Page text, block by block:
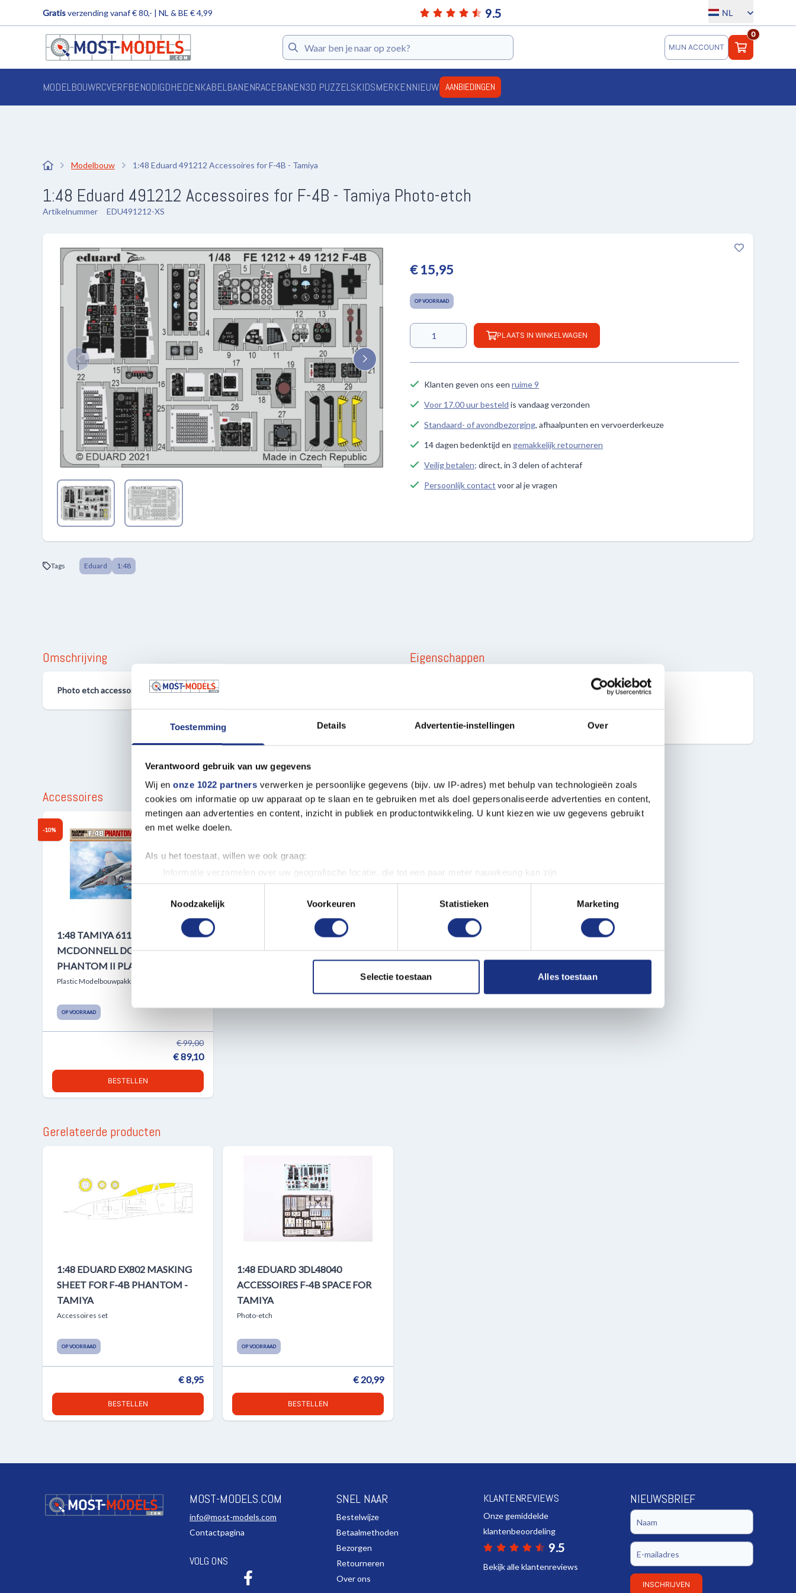
Toestemming Details Advertentie-instellingen Over
Verantwoord gebruik van uw gegevens
Wij en onze 1022 partners verwerken je persoonlijke gegevens (bijv. uw IP-adres) met behulp van technologieën zoals
cookies om informatie op uw apparaat op te slaan en te gebruiken met als doel gepersonaliseerde advertenties en content,
metingen aan advertenties en content, inzicht in publiek en productontwikkeling. U kunt kiezen wie uw gegevens gebruikt
en met welke doelen.
Als u het toestaat, willen we ook graag:
Informatie verzamelen over uw geografische locatie, die tot een paar meter nauwkeurig kan zijn
Uw apparaat identificeren door het actief te scannen op specifieke eigenschappen (fingerprinting)
Lees meer over hoe uw persoonlijke gegevens worden verwerkt en stel uw voorkeuren in het
detailgedeeltein. U kunt uw
toestemming op elk moment wijzigen of intrekken in de Cookieverklaring.
websiteverkeer te analyseren. Ook delen we informatie over uw gebruik van onze site met onze partners voor social
media, adverteren en analyse. Deze partners kunnen deze gegevens combineren met andere informatie die u aan ze heeft
Toestemmingsselectie
Noodzakelijk
Voorkeuren Statistieken Marketing
Selectie toestaan Alles toestaan
9.5
Gratisverzending vanaf € 80,- | NL & BE € 4,99 NL
MIJN ACCOUNT
0
Zoeken
MODELBOUWRCVERFBENODIGDHEDENKABELBANENRACEBANEN3D PUZZELSKIDSMERKENNIEUW AANBIEDINGEN
Modelbouw 1:48 Eduard 491212 Accessoires for F-4B - Tamiya
1:48 Eduard 491212 Accessoires for F-4B - Tamiya Photo-etch
Artikelnummer EDU491212-XS
€ 15,95
OP VOORRAAD
PLAATS IN WINKELWAGEN
Klanten geven ons een ruime 9
Voor 17.00 uur besteld is vandaag verzonden
Standaard- of avondbezorging, afhaalpunten en vervoerderkeuze
14 dagen bedenktijd en gemakkelijk retourneren
Veilig betalen; direct, in 3 delen of achteraf
Persoonlijk contact voor al je vragen
Tags Eduard 1:48
Omschrijving
Photo etch accessoires set 1:48 Eduard 491212 Accessoires for F-4B - Tamiya.
Eigenschappen
Accessoires
-10%
1:48 TAMIYA 61121
MCDONNELL DOUGLAS F-4B
PHANTOM II PLANE
Plastic Modelbouwpakket
OP VOORRAAD
€ 99,00
€ 89,10
BESTELLEN
Gerelateerde producten
1:48 EDUARD EX802 MASKING
SHEET FOR F-4B PHANTOM -
TAMIYA
Accessoires set
OP VOORRAAD
€ 8,95
BESTELLEN
1:48 EDUARD 3DL48040
ACCESSOIRES F-4B SPACE FOR
TAMIYA
Photo-etch
OP VOORRAAD
€ 20,99
BESTELLEN
MOST-MODELS.COM
info@most-models.com
Contactpagina
VOLG ONS
SNEL NAAR
Bestelwijze
Betaalmethoden
Bezorgen
Retourneren
Over ons
KLANTENREVIEWS
Onze gemiddelde
klantenbeoordeling
9.5
Bekijk alle klantenreviews
NIEUWSBRIEF
INSCHRIJVEN